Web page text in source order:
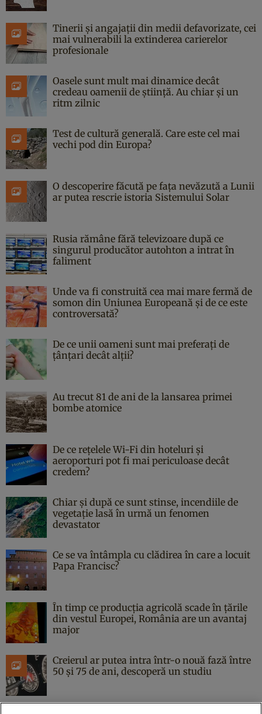
Tinerii și angajații din medii defavorizate, cei
mai vulnerabili la extinderea carierelor
profesionale
Oasele sunt mult mai dinamice decât
credeau oamenii de știință. Au chiar și un
ritm zilnic
Test de cultură generală. Care este cel mai
vechi pod din Europa?
O descoperire făcută pe fața nevăzută a Lunii
ar putea rescrie istoria Sistemului Solar
Rusia rămâne fără televizoare după ce
singurul producător autohton a intrat în
faliment
Unde va fi construită cea mai mare fermă de
somon din Uniunea Europeană și de ce este
controversată?
De ce unii oameni sunt mai preferați de
țânțari decât alții?
Au trecut 81 de ani de la lansarea primei
bombe atomice
De ce rețelele Wi-Fi din hoteluri și
aeroporturi pot fi mai periculoase decât
credem?
Chiar și după ce sunt stinse, incendiile de
vegetație lasă în urmă un fenomen
devastator
Ce se va întâmpla cu clădirea în care a locuit
Papa Francisc?
În timp ce producția agricolă scade în țările
din vestul Europei, România are un avantaj
major
Creierul ar putea intra într-o nouă fază între
50 și 75 de ani, descoperă un studiu